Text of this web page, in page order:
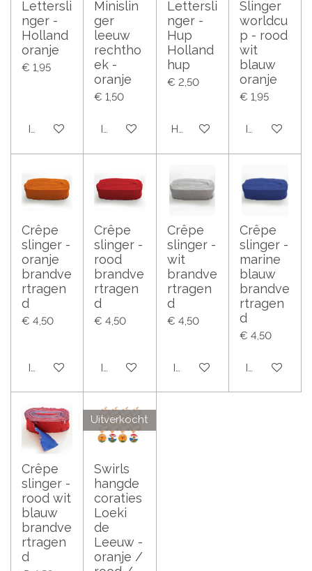
Lettersli
nger -
Holland
oranje
€ 1,95
In winkelwagen
Minislin
ger
leeuw
rechtho
ek -
oranje
€ 1,50
In winkelwagen
Lettersli
nger -
Hup
Holland
hup
€ 2,50
Houd mij op de hoogte
Slinger
worldcu
p - rood
wit
blauw
oranje
€ 1,95
In
Crêpe
slinger -
oranje
brandve
rtragen
d
€ 4,50
In winkelwagen
Crêpe
slinger -
rood
brandve
rtragen
d
€ 4,50
In winkelwagen
Crêpe
slinger -
wit
brandve
rtragen
d
€ 4,50
In winkelwagen
Crêpe
slinger -
marine
blauw
brandve
rtragen
d
€ 4,50
In
Crêpe
slinger -
rood wit
blauw
brandve
rtragen
d
Uitverkocht
Swirls
hangde
coraties
Loeki
de
Leeuw -
oranje /